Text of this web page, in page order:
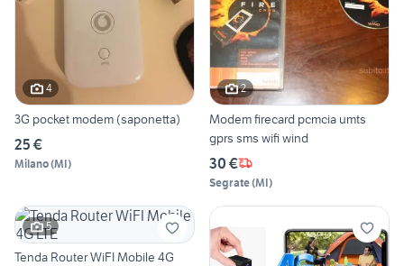
4
3G pocket modem (saponetta)
25 €
Milano(MI)
2
Modem firecard pcmcia umts
gprs sms wifi wind
30 €
Segrate(MI)
5
Tenda Router WiFI Mobile 4G